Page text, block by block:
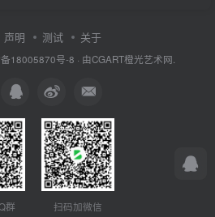
声明 测试 关于
18005870号-8 · 由CGART橙光艺术网.
群 扫码加微信